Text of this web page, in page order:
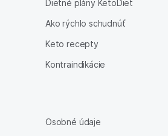
Dietné plány KetoDiet
Ako rýchlo schudnúť
Keto recepty
Kontraindikácie
Osobné údaje